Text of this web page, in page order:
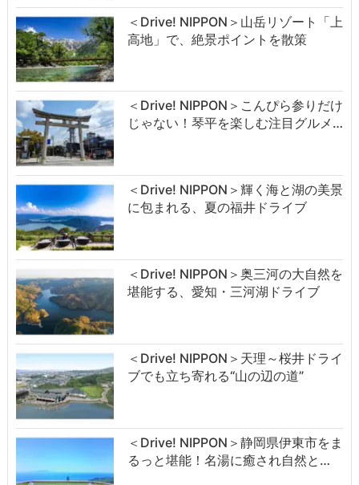
＜Drive! NIPPON＞山岳リゾート「上
高地」で、絶景ポイントを散策
＜Drive! NIPPON＞こんぴら参りだけ
じゃない！琴平を楽しむ注目グルメ…
＜Drive! NIPPON＞輝く海と湖の美景
に包まれる、夏の福井ドライブ
＜Drive! NIPPON＞奥三河の大自然を
堪能する、愛知・三河湖ドライブ
＜Drive! NIPPON＞天理～桜井ドライ
ブでも立ち寄れる“山の辺の道”
＜Drive! NIPPON＞静岡県伊東市をま
るっと堪能！名湯に癒され自然と…